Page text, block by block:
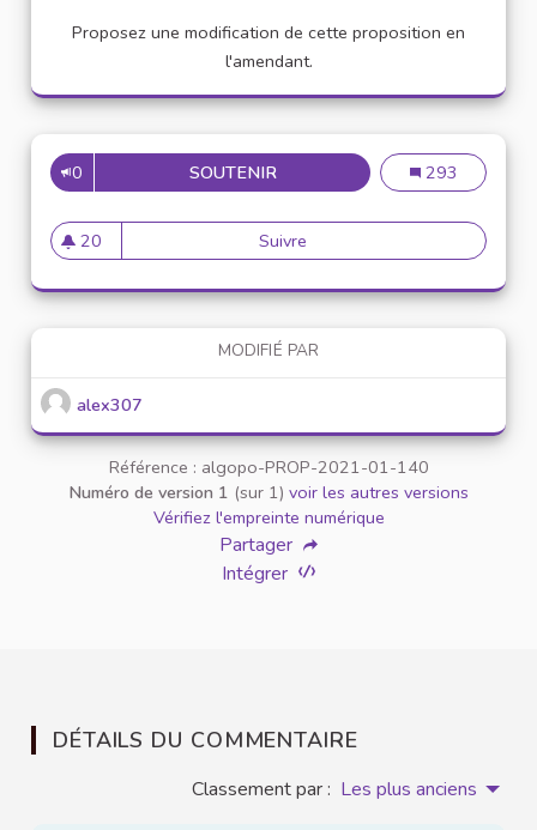
Proposez une modification de cette proposition en
l'amendant.
0 SOUTENIRMISE EN PLACE DEMise en place
293
20
20 abonnés
Suivre Mise en place de référents
MODIFIÉ PAR
alex307
Référence : algopo-PROP-2021-01-140
Numéro de version 1 (sur 1) voir les autres versions
Vérifiez l'empreinte numérique
Partager
Intégrer
DÉTAILS DU COMMENTAIRE
Classement par : Les plus anciens